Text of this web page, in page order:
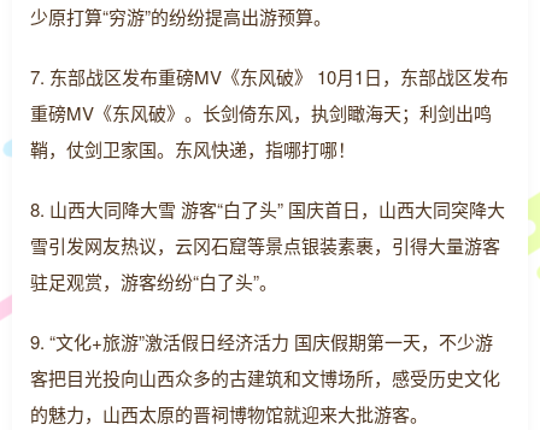
少原打算“穷游”的纷纷提高出游预算。
7. 东部战区发布重磅MV《东风破》 10月1日，东部战区发布
重磅MV《东风破》。长剑倚东风，执剑瞰海天；利剑出鸣
鞘，仗剑卫家国。东风快递，指哪打哪！
8. 山西大同降大雪 游客“白了头” 国庆首日，山西大同突降大
雪引发网友热议，云冈石窟等景点银装素裹，引得大量游客
驻足观赏，游客纷纷“白了头”。
9. “文化+旅游”激活假日经济活力 国庆假期第一天，不少游
客把目光投向山西众多的古建筑和文博场所，感受历史文化
的魅力，山西太原的晋祠博物馆就迎来大批游客。